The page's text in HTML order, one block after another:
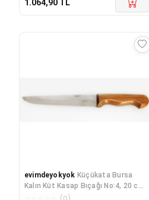
1.064,90 TL
evimdeyokyok Küçükata Bursa
Kalın Küt Kasap Bıçağı No:4, 20 cm
- Ahşap Sap Tdr